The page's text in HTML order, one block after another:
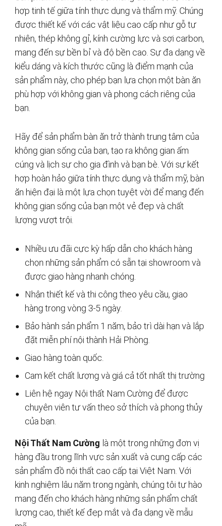
hợp tinh tế giữa tính thực dụng và thẩm mỹ. Chúng
được thiết kế với các vật liệu cao cấp như gỗ tự
nhiên, thép không gỉ, kính cường lực và sợi carbon,
mang đến sự bền bỉ và độ bền cao. Sự đa dạng về
kiểu dáng và kích thước cũng là điểm mạnh của
sản phẩm này, cho phép bạn lựa chọn một bàn ăn
phù hợp với không gian và phong cách riêng của
bạn.
Hãy để sản phẩm bàn ăn trở thành trung tâm của
không gian sống của bạn, tạo ra không gian ấm
cúng và lịch sự cho gia đình và bạn bè. Với sự kết
hợp hoàn hảo giữa tính thực dụng và thẩm mỹ, bàn
ăn hiện đại là một lựa chọn tuyệt vời để mang đến
không gian sống của bạn một vẻ đẹp và chất
lượng vượt trội.
Nhiều ưu đãi cực kỳ hấp dẫn cho khách hàng
chọn những sản phẩm có sẵn tại showroom và
được giao hàng nhanh chóng.
Nhận thiết kế và thi công theo yêu cầu, giao
hàng trong vòng 3-5 ngày.
Bảo hành sản phẩm 1 năm, bảo trì dài hạn và lắp
đặt miễn phí nội thành Hải Phòng.
Giao hàng toàn quốc.
Cam kết chất lượng và giá cả tốt nhất thị trường
Liên hệ ngay Nội thất Nam Cường để được
chuyên viên tư vấn theo sở thích và phong thủy
của bạn.
Nội Thất Nam Cường là một trong những đơn vị
hàng đầu trong lĩnh vực sản xuất và cung cấp các
sản phẩm đồ nội thất cao cấp tại Việt Nam. Với
kinh nghiệm lâu năm trong ngành, chúng tôi tự hào
mang đến cho khách hàng những sản phẩm chất
lượng cao, thiết kế đẹp mắt và đa dạng về mẫu